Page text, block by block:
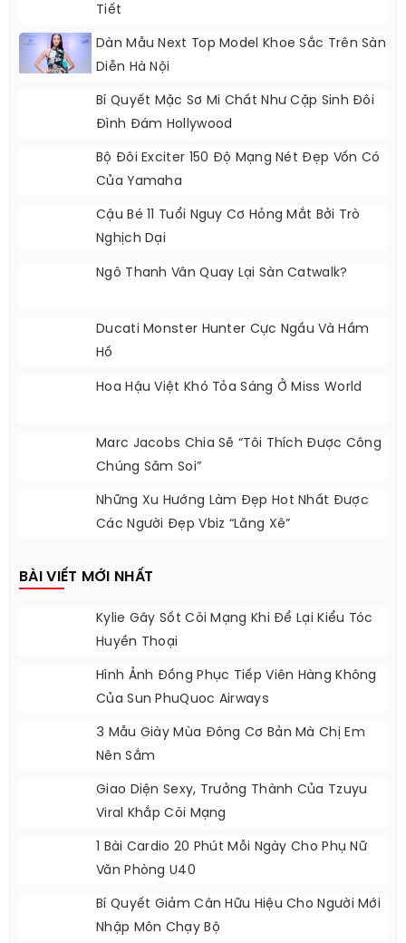
Tiết
Dàn Mẫu Next Top Model Khoe Sắc Trên Sàn
Diễn Hà Nội
Bí Quyết Mặc Sơ Mi Chất Như Cặp Sinh Đôi
Đình Đám Hollywood
Bộ Đôi Exciter 150 Độ Mạng Nét Đẹp Vốn Có
Của Yamaha
Cậu Bé 11 Tuổi Nguy Cơ Hỏng Mắt Bởi Trò
Nghịch Dại
Ngô Thanh Vân Quay Lại Sàn Catwalk?
Ducati Monster Hunter Cực Ngầu Và Hầm
Hố
Hoa Hậu Việt Khó Tỏa Sáng Ở Miss World
Marc Jacobs Chia Sẽ “Tôi Thích Được Công
Chúng Săm Soi”
Những Xu Hướng Làm Đẹp Hot Nhất Được
Các Người Đẹp Vbiz “lăng Xê”
BÀI VIẾT MỚI NHẤT
Kylie Gây Sốt Cõi Mạng Khi Để Lại Kiểu Tóc
Huyền Thoại
Hình Ảnh Đồng Phục Tiếp Viên Hàng Không
Của Sun PhuQuoc Airways
3 Mẫu Giày Mùa Đông Cơ Bản Mà Chị Em
Nên Sắm
Giao Diện Sexy, Trưởng Thành Của Tzuyu
Viral Khắp Cõi Mạng
1 Bài Cardio 20 Phút Mỗi Ngày Cho Phụ Nữ
Văn Phòng U40
Bí Quyết Giảm Cân Hữu Hiệu Cho Người Mới
Nhập Môn Chạy Bộ